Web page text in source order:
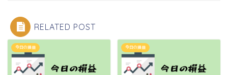
RELATED POST
今日の損益 今日の損益